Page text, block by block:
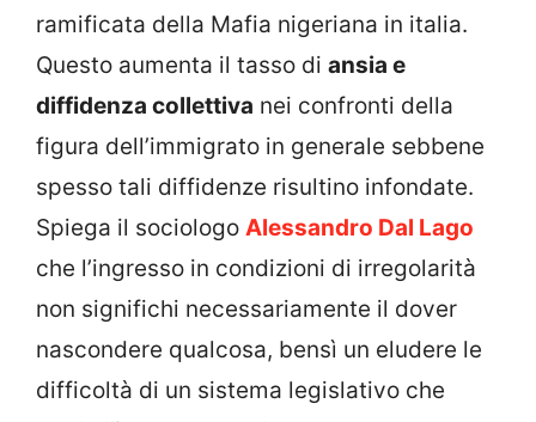
ramificata della Mafia nigeriana in italia.
Questo aumenta il tasso di ansia e
diffidenza collettiva nei confronti della
figura dell’immigrato in generale sebbene
spesso tali diffidenze risultino infondate.
Spiega il sociologo Alessandro Dal Lago
che l’ingresso in condizioni di irregolarità
non significhi necessariamente il dover
nascondere qualcosa, bensì un eludere le
difficoltà di un sistema legislativo che